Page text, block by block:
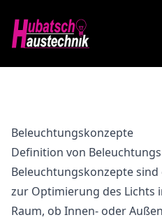
Beleuchtungskonzepte
Definition von
Beleuchtungskonzepte
zur Optimierung des Lichts
Raum, ob Innen- oder